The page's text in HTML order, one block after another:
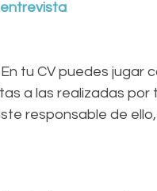
tu CV puedes jugar
a las realizadas por
responsable de